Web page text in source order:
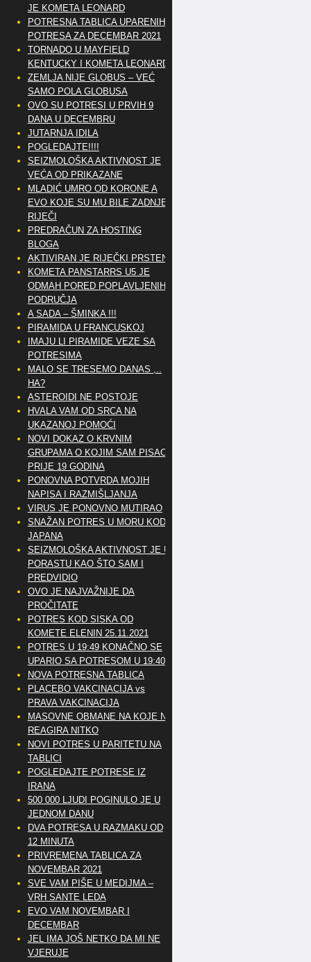
JE KOMETA LEONARD
POTRESNA TABLICA UPARENIH
POTRESA ZA DECEMBAR 2021
TORNADO U MAYFIELD
KENTUCKY I KOMETA LEONARD
ZEMLJA NIJE GLOBUS – VEĆ
SAMO POLA GLOBUSA
OVO SU POTRESI U PRVIH 9
DANA U DECEMBRU
JUTARNJA IDILA
POGLEDAJTE!!!!
SEIZMOLOŠKA AKTIVNOST JE
VEĆA OD PRIKAZANE
MLADIĆ UMRO OD KORONE A
EVO KOJE SU MU BILE ZADNJE
RIJEČI
PREDRAČUN ZA HOSTING
BLOGA
AKTIVIRAN JE RIJEČKI PRSTEN
KOMETA PANSTARRS U5 JE
ODMAH PORED POPLAVLJENIH
PODRUČJA
A SADA – ŠMINKA !!!
PIRAMIDA U FRANCUSKOJ
IMAJU LI PIRAMIDE VEZE SA
POTRESIMA
MALO SE TRESEMO DANAS ,..
HA?
ASTEROIDI NE POSTOJE
HVALA VAM OD SRCA NA
UKAZANOJ POMOĆI
NOVI DOKAZ O KRVNIM
GRUPAMA O KOJIM SAM PISAO
PRIJE 19 GODINA
PONOVNA POTVRDA MOJIH
NAPISA I RAZMIŠLJANJA
VIRUS JE PONOVNO MUTIRAO
SNAŽAN POTRES U MORU KOD
JAPANA
SEIZMOLOŠKA AKTIVNOST JE U
PORASTU KAO ŠTO SAM I
PREDVIDIO
OVO JE NAJVAŽNIJE DA
PROČITATE
POTRES KOD SISKA OD
KOMETE ELENIN 25.11.2021
POTRES U 19:49 KONAČNO SE
UPARIO SA POTRESOM U 19:40
NOVA POTRESNA TABLICA
PLACEBO VAKCINACIJA vs
PRAVA VAKCINACIJA
MASOVNE OBMANE NA KOJE NE
REAGIRA NITKO
NOVI POTRES U PARITETU NA
TABLICI
POGLEDAJTE POTRESE IZ
IRANA
500 000 LJUDI POGINULO JE U
JEDNOM DANU
DVA POTRESA U RAZMAKU OD
12 MINUTA
PRIVREMENA TABLICA ZA
NOVEMBAR 2021
SVE VAM PIŠE U MEDIJMA –
VRH SANTE LEDA
EVO VAM NOVEMBAR I
DECEMBAR
JEL IMA JOŠ NETKO DA MI NE
VJERUJE